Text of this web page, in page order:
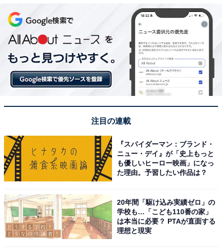
第1位：姫路（JR東海道・山陽本線など）
1位は、「姫路」が獲得しました。
兵庫県姫路市の玄関口「姫路駅」が4年ぶりに1位に返り
咲く結果に。コロナ禍で大きく出遅れていた「播磨圏域
連携中枢都市圏」の再活性化と事業集積性の高まりに合
わせ、居住ニーズも高まったことが要因とされていま
注目の連載
『スパイダーマン：ブランド・
ニュー・デイ』が「史上もっと
も優しいヒーロー映画」になっ
た理由。予習したい作品は？
20年間「駆け込み実績ゼロ」の
学校も…「こども110番の家」
は本当に必要？ PTAが直面する
理想と現実